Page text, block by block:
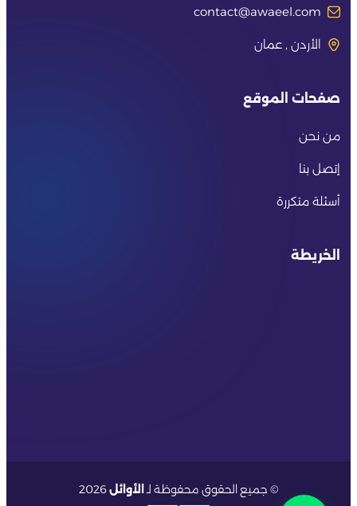
contact@awaeel.com
الأردن , عمان
صفحات الموقع
من نحن
إتصل بنا
أسئلة متكررة
الخريطة
© جميع الحقوق محفوظة لـ الأوائل2026